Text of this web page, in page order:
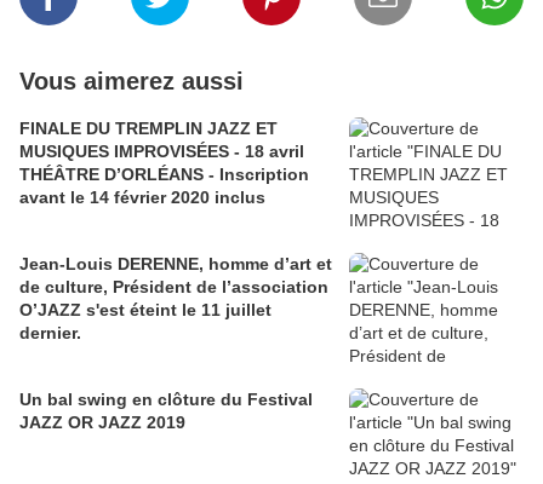
Vous aimerez aussi
FINALE DU TREMPLIN JAZZ ET
MUSIQUES IMPROVISÉES - 18 avril
THÉÂTRE D’ORLÉANS - Inscription
avant le 14 février 2020 inclus
Jean-Louis DERENNE, homme d’art et
de culture, Président de l’association
O’JAZZ s'est éteint le 11 juillet
dernier.
Un bal swing en clôture du Festival
JAZZ OR JAZZ 2019